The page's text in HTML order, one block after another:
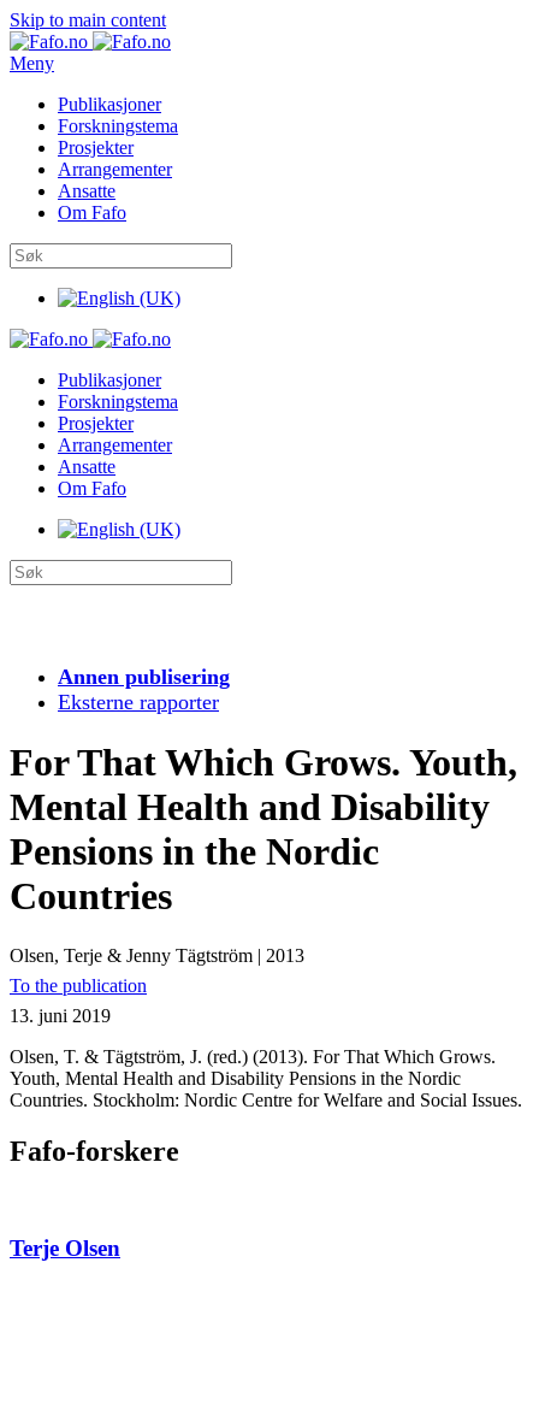
Skip to main content
Meny
Publikasjoner
Forskningstema
Prosjekter
Arrangementer
Ansatte
Om Fafo
Publikasjoner
Forskningstema
Prosjekter
Arrangementer
Ansatte
Om Fafo
Annen publisering
Eksterne rapporter
For That Which Grows. Youth,
Mental Health and Disability
Pensions in the Nordic
Countries
Olsen, Terje & Jenny Tägtström | 2013
To the publication
13. juni 2019
Olsen, T. & Tägtström, J. (red.) (2013). For That Which Grows.
Youth, Mental Health and Disability Pensions in the Nordic
Countries. Stockholm: Nordic Centre for Welfare and Social Issues.
Fafo-forskere
Terje Olsen